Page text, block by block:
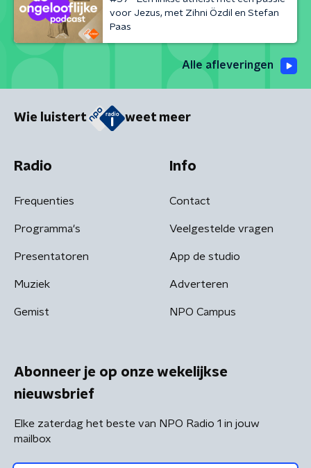
voor Jezus, met Zihni Özdil en Stefan
Paas
Alle afleveringen
Wie luistert weet meer
Radio
Frequenties
Programma's
Presentatoren
Muziek
Gemist
Info
Contact
Veelgestelde vragen
App de studio
Adverteren
NPO Campus
Abonneer je op onze wekelijkse
nieuwsbrief
Elke zaterdag het beste van NPO Radio 1 in jouw
mailbox